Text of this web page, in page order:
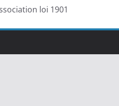
loi 1901